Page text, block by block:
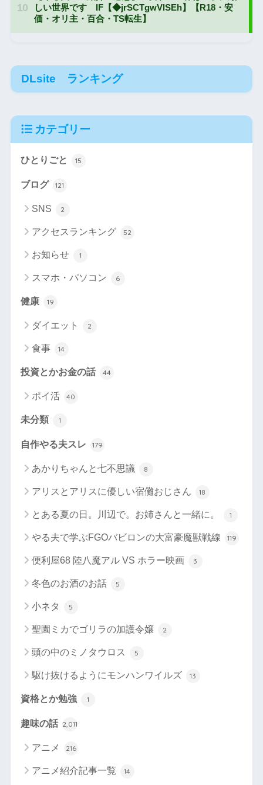
DLsite ランキング
カテゴリー
ひとりごと 15
ブログ 121
SNS 2
アクセスランキング 52
お知らせ 1
スマホ・パソコン 6
健康 19
ダイエット 2
食事 14
投資とかお金の話 44
ポイ活 40
未分類 1
自作やる夫スレ 179
あかりちゃんと七不思議 8
アリスとアリスに優しい宿儺おじさん 18
とある夏の日。川辺で。お姉さんと一緒に。 1
やる夫で学ぶFGOバビロンの大富豪魔獣戦線 119
便利屋68 陸八魔アル VS ホラー映画 3
冬色のお酒のお話 5
小ネタ 5
聖園ミカでゴリラの加護令嬢 2
頭の中のミノタウロス 5
駆け抜けるようにモンハンワイルズ 13
資格とか勉強 1
趣味の話 2,011
アニメ 216
アニメ紹介記事一覧 14